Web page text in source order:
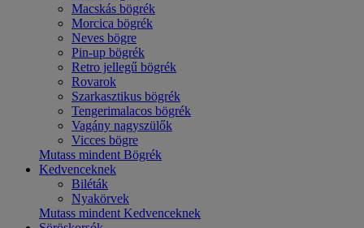
Macskás bögrék
Morcica bögrék
Neves bögre
Pin-up bögrék
Retro jellegű bögrék
Rovarok
Szarkasztikus bögrék
Tengerimalacos bögrék
Vagány nagyszülők
Vicces bögre
Mutass mindent Bögrék
Kedvenceknek
Biléták
Nyakörvek
Mutass mindent Kedvenceknek